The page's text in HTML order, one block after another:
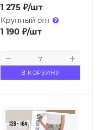
1 275 ₽/шт
Крупный опт
1 190₽/шт
В КОРЗИНУ